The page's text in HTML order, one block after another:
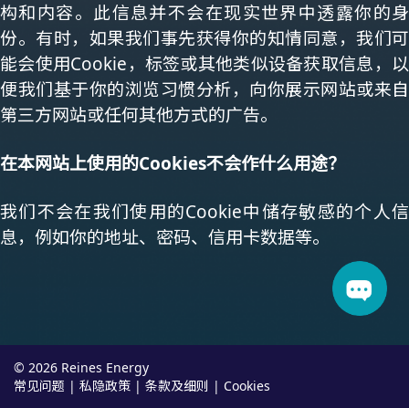
构和内容。此信息并不会在现实世界中透露你的身
份。有时，如果我们事先获得你的知情同意，我们可
能会使用Cookie，标签或其他类似设备获取信息，以
便我们基于你的浏览习惯分析，向你展示网站或来自
第三方网站或任何其他方式的广告。
在本网站上使用的Cookies不会作什么用途？
我们不会在我们使用的Cookie中储存敏感的个人信
息，例如你的地址、密码、信用卡数据等。
© 2026 Reines Energy
常见问题
私隐政策 条款及细则 Cookies